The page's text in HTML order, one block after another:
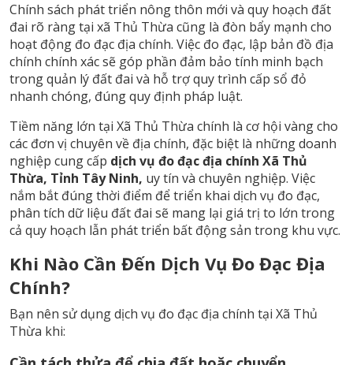
Chính sách phát triển nông thôn mới và quy hoạch đất
đai rõ ràng tại xã Thủ Thừa cũng là đòn bẩy mạnh cho
hoạt động đo đạc địa chính. Việc đo đạc, lập bản đồ địa
chính chính xác sẽ góp phần đảm bảo tính minh bạch
trong quản lý đất đai và hỗ trợ quy trình cấp sổ đỏ
nhanh chóng, đúng quy định pháp luật.
Tiềm năng lớn tại Xã Thủ Thừa chính là cơ hội vàng cho
các đơn vị chuyên về địa chính, đặc biệt là những doanh
nghiệp cung cấp dịch vụ đo đạc địa chính Xã Thủ
Thừa, Tỉnh Tây Ninh, uy tín và chuyên nghiệp. Việc
nắm bắt đúng thời điểm để triển khai dịch vụ đo đạc,
phân tích dữ liệu đất đai sẽ mang lại giá trị to lớn trong
cả quy hoạch lẫn phát triển bất động sản trong khu vực.
Khi Nào Cần Đến Dịch Vụ Đo Đạc Địa
Chính?
Bạn nên sử dụng dịch vụ đo đạc địa chính tại Xã Thủ
Thừa khi: